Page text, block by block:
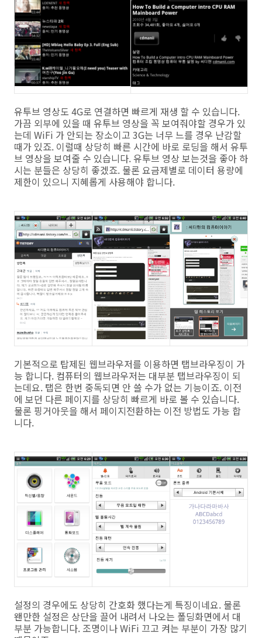
유투브 영상도 4G로 연결하면 빠르게 재생 할 수 있습니다.
가끔 외부에 있을 때 유투브 영상을 꼭 보여줘야할 경우가 있
는데 WiFi 가 안되는 장소이고 3G는 너무 느를 경우 난감할
때가 있죠. 이럴때 상당히 빠른 시간에 바로 로딩을 해서 유투
브 영상을 보여줄 수 있습니다. 유투브 영상 보는것을 좋아 하
시는 분들은 상당히 좋겠죠. 물론 요금제별로 데이터 용량에
제한이 있으니 지혜롭게 사용해야 합니다.
기본적으로 탑제된 웹브라우저를 이용하면 탭브라우징이 가
능 합니다. 컴퓨터의 웹브라우저는 대부분 탭브라우징이 되
는데요. 탭은 한번 중독되면 안 쓸 수가 없는 기능이죠. 이전
에 보던 다른 페이지를 상당히 빠르게 바로 볼 수 있습니다.
물론 핑거아웃을 해서 페이지전환하는 이전 방법도 가능 합
니다.
설정의 경우에도 상당히 간호화 했다는게 특징이네요. 물론
왠만한 설정은 상단을 끌어 내려서 나오는 폴딩화면에서 대
부분 가능합니다. 조명이나 WiFi 끄고 켜는 부분이 가장 많기